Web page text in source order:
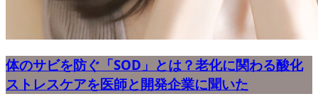
体のサビを防ぐ「SOD」とは？老化に関わる酸化
ストレスケアを医師と開発企業に聞いた